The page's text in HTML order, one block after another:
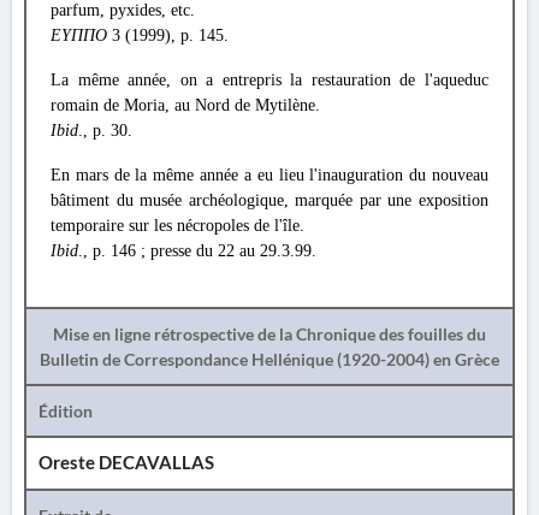
parfum, pyxides, etc.
ΕΥΠΠΟ 3 (1999), p. 145.
La même année, on a entrepris la restauration de l'aqueduc
romain de Moria, au Nord de Mytilène.
Ibid., p. 30.
En mars de la même année a eu lieu l'inauguration du nouveau
bâtiment du musée archéologique, marquée par une exposition
temporaire sur les nécropoles de l'île.
Ibid., p. 146 ; presse du 22 au 29.3.99.
Mise en ligne rétrospective de la Chronique des fouilles du
Bulletin de Correspondance Hellénique (1920-2004) en Grèce
Édition
Oreste DECAVALLAS